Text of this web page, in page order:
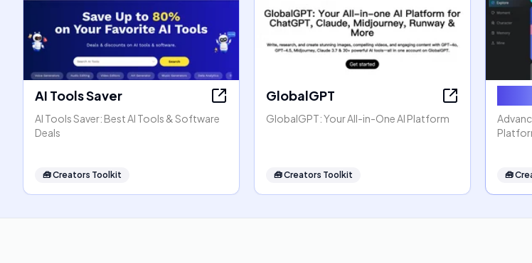
AI Tools Saver
AI Tools Saver: Best AI Tools & Software
Deals
🧰Creators Toolkit
GlobalGPT
GlobalGPT: Your All-in-One AI Platform
🧰Creators Toolkit 🧰